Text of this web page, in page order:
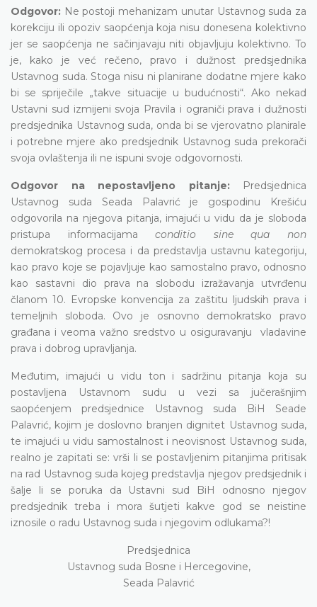
Odgovor: Ne postoji mehanizam unutar Ustavnog suda za
korekciju ili opoziv saopćenja koja nisu donesena kolektivno
jer se saopćenja ne sačinjavaju niti objavljuju kolektivno. To
je, kako je već rečeno, pravo i dužnost predsjednika
Ustavnog suda. Stoga nisu ni planirane dodatne mjere kako
bi se spriječile „takve situacije u budućnosti“. Ako nekad
Ustavni sud izmijeni svoja Pravila i ograniči prava i dužnosti
predsjednika Ustavnog suda, onda bi se vjerovatno planirale
i potrebne mjere ako predsjednik Ustavnog suda prekorači
svoja ovlaštenja ili ne ispuni svoje odgovornosti.
Odgovor na nepostavljeno pitanje:Predsjednica
Ustavnog suda Seada Palavrić je gospodinu Krešiću
odgovorila na njegova pitanja, imajući u vidu da je sloboda
pristupa informacijamaconditio sine qua non
demokratskog procesa i da predstavlja ustavnu kategoriju,
kao pravo koje se pojavljuje kao samostalno pravo, odnosno
kao sastavni dio prava na slobodu izražavanja utvrđenu
članom 10. Evropske konvencija za zaštitu ljudskih prava i
temeljnih sloboda. Ovo je osnovno demokratsko pravo
građana i veoma važno sredstvo u osiguravanju vladavine
prava i dobrog upravljanja.
Međutim, imajući u vidu ton i sadržinu pitanja koja su
postavljena Ustavnom sudu u vezi sa jučerašnjim
saopćenjem predsjednice Ustavnog suda BiH Seade
Palavrić, kojim je doslovno branjen dignitet Ustavnog suda,
te imajući u vidu samostalnost i neovisnost Ustavnog suda,
realno je zapitati se: vrši li se postavljenim pitanjima pritisak
na rad Ustavnog suda kojeg predstavlja njegov predsjednik i
šalje li se poruka da Ustavni sud BiH odnosno njegov
predsjednik treba i mora šutjeti kakve god se neistine
iznosile o radu Ustavnog suda i njegovim odlukama?!
Predsjednica
Ustavnog suda Bosne i Hercegovine,
Seada Palavrić